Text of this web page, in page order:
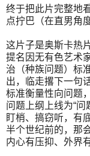
终于把此片完整地
点拧巴（在直男角
这片子是奥斯卡热
提名因无有色艺术
治（种族问题）标
出，临走撂下一句
标准衡量性向问题
问题上纲上线为“
盯梢、搞窃听，有
半个世纪前的，那
内心有压抑、外界